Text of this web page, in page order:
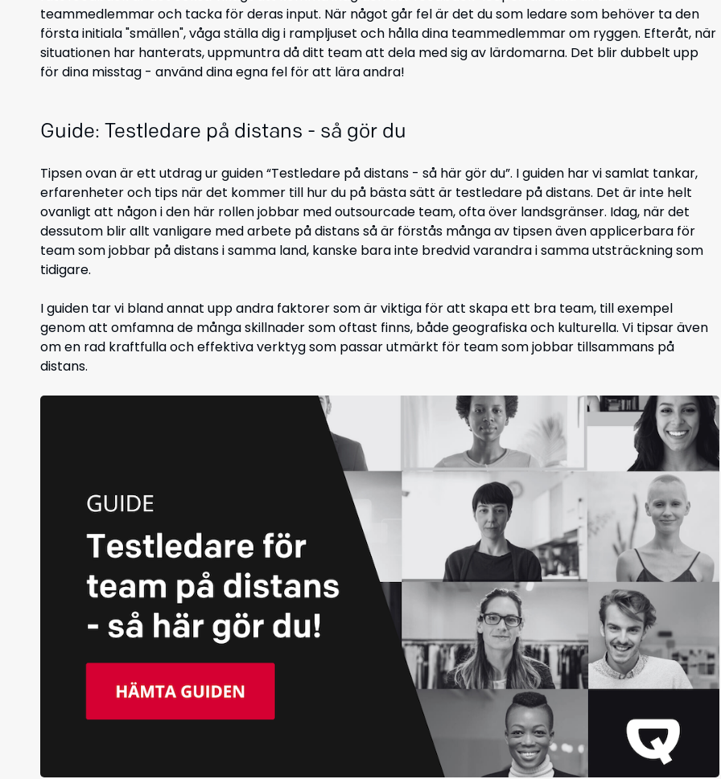
teammedlemmar och tacka för deras input. När något går fel är det du som ledare som behöver ta den
första initiala "smällen", våga ställa dig i rampljuset och hålla dina teammedlemmar om ryggen. Efteråt, när
situationen har hanterats, uppmuntra då ditt team att dela med sig av lärdomarna. Det blir dubbelt upp
för dina misstag - använd dina egna fel för att lära andra!
Guide: Testledare på distans - så gör du
Tipsen ovan är ett utdrag ur guiden “Testledare på distans - så här gör du”. I guiden har vi samlat tankar,
erfarenheter och tips när det kommer till hur du på bästa sätt är testledare på distans. Det är inte helt
ovanligt att någon i den här rollen jobbar med outsourcade team, ofta över landsgränser. Idag, när det
dessutom blir allt vanligare med arbete på distans så är förstås många av tipsen även applicerbara för
team som jobbar på distans i samma land, kanske bara inte bredvid varandra i samma utsträckning som
tidigare.
I guiden tar vi bland annat upp andra faktorer som är viktiga för att skapa ett bra team, till exempel
genom att omfamna de många skillnader som oftast finns, både geografiska och kulturella. Vi tipsar även
om en rad kraftfulla och effektiva verktyg som passar utmärkt för team som jobbar tillsammans på
distans.